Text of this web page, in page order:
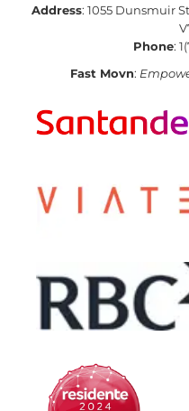
Address: 1055 Dunsmuir
Phone:
Fast Movn: